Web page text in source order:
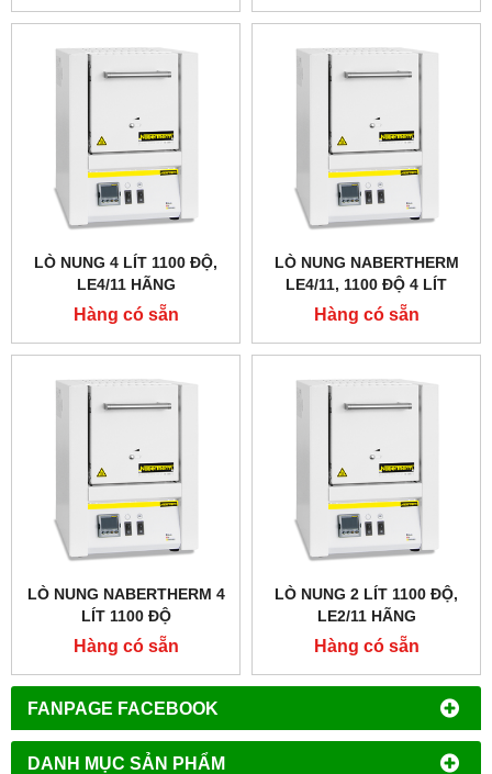
FANPAGE FACEBOOK
DANH MỤC SẢN PHẨM
LÒ NUNG 4 LÍT 1100 ĐỘ,
LE4/11 HÃNG
NABERTHERM - ĐỨC
Hàng có sẵn
LÒ NUNG NABERTHERM
LE4/11, 1100 ĐỘ 4 LÍT
Hàng có sẵn
LÒ NUNG NABERTHERM 4
LÍT 1100 ĐỘ
Hàng có sẵn
LÒ NUNG 2 LÍT 1100 ĐỘ,
LE2/11 HÃNG
NABERTHERM - ĐỨC
Hàng có sẵn